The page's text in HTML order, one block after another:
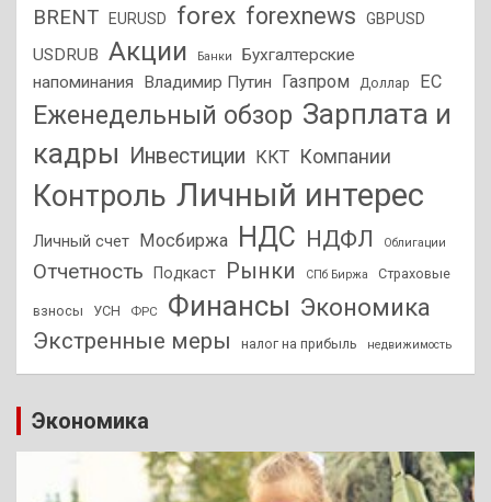
BRENT EURUSD forex forexnews GBPUSD
USDRUB Акции Банки
Бухгалтерские
напоминания
Владимир Путин Газпром Доллар ЕС
Еженедельный обзор Зарплата и
кадры
Инвестиции ККТ Компании
Контроль Личный интерес
Личный счет Мосбиржа НДС НДФЛ Облигации
Отчетность Подкаст Рынки СПб Биржа Страховые
взносы УСН ФРС Финансы Экономика
Экстренные меры налог на прибыль недвижимость
Экономика